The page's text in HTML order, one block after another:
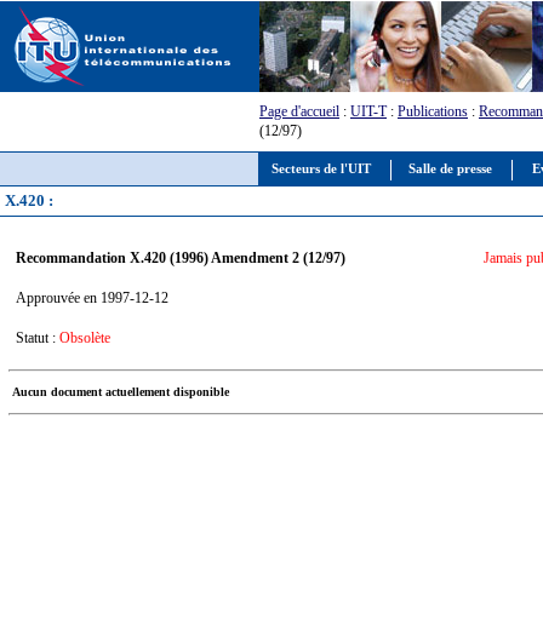
Secteurs de l'UIT Salle de presse
Page d'accueil : UIT-T: Publications :
(12/97)
X.420 :
Recommandation X.420 (1996) Amendment 2 (12/97)
Approuvée en 1997-12-12
Statut : Obsolète
Jamais
Aucun document actuellement disponible